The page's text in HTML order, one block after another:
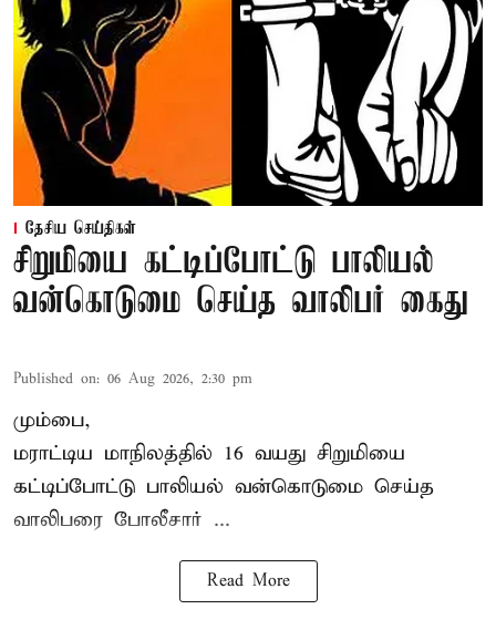
தேசிய செய்திகள்
சிறுமியை கட்டிப்போட்டு பாலியல்
வன்கொடுமை செய்த வாலிபர் கைது
Published on: 06 Aug 2026, 2:30 pm
மும்பை,
மராட்டிய மாநிலத்தில் 16 வயது சிறுமியை
கட்டிப்போட்டு பாலியல் வன்கொடுமை செய்த
வாலிபரை போலீசார் ...
Read More